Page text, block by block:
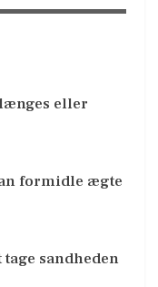
eller
formidle ægte
sandheden